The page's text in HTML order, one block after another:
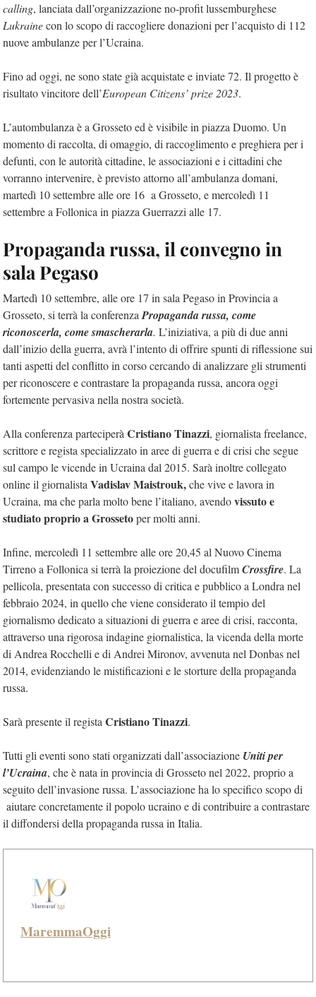
calling, lanciata dall’organizzazione no-profit lussemburghese
Lukrainecon lo scopo di raccogliere donazioni per l’acquisto di 112
nuove ambulanze per l’Ucraina.
Fino ad oggi, ne sono state già acquistate e inviate 72. Il progetto è
risultato vincitore dell’European Citizens’ prize 2023.
L’autombulanza è a Grosseto ed è visibile in piazza Duomo. Un
momento di raccolta, di omaggio, di raccoglimento e preghiera per i
defunti, con le autorità cittadine, le associazioni e i cittadini che
vorranno intervenire, è previsto attorno all’ambulanza domani,
martedì 10 settembre alle ore 16 a Grosseto, e mercoledì 11
settembre a Follonica in piazza Guerrazzi alle 17.
Propaganda russa, il convegno in
sala Pegaso
Martedì 10 settembre, alle ore 17 in sala Pegaso in Provincia a
Grosseto, si terrà la conferenzaPropaganda russa, come
riconoscerla, come smascherarla. L’iniziativa, a più di due anni
dall’inizio della guerra, avrà l’intento di offrire spunti di riflessione sui
tanti aspetti del conflitto in corso cercando di analizzare gli strumenti
per riconoscere e contrastare la propaganda russa, ancora oggi
fortemente pervasiva nella nostra società.
Alla conferenza parteciperàCristiano Tinazzi, giornalista freelance,
scrittore e regista specializzato in aree di guerra e di crisi che segue
sul campo le vicende in Ucraina dal 2015. Sarà inoltre collegato
online il giornalistaVadislav Maistrouk,che vive e lavora in
Ucraina, ma che parla molto bene l’italiano, avendovissuto e
studiato proprio a Grossetoper molti anni.
Infine, mercoledì 11 settembre alle ore 20,45 al Nuovo Cinema
Tirreno a Follonica si terrà la proiezione del docufilmCrossfire. La
pellicola, presentata con successo di critica e pubblico a Londra nel
febbraio 2024, in quello che viene considerato il tempio del
giornalismo dedicato a situazioni di guerra e aree di crisi, racconta,
attraverso una rigorosa indagine giornalistica, la vicenda della morte
di Andrea Rocchelli e di Andrei Mironov, avvenuta nel Donbas nel
2014, evidenziando le mistificazioni e le storture della propaganda
russa.
Sarà presente il registaCristiano Tinazzi.
Tutti gli eventi sono stati organizzati dall’associazione Uniti per
l’Ucraina, che è nata in provincia di Grosseto nel 2022, proprio a
seguito dell’invasione russa. L’associazione ha lo specifico scopo di
aiutare concretamente il popolo ucraino e di contribuire a contrastare
il diffondersi della propaganda russa in Italia.
MaremmaOggi